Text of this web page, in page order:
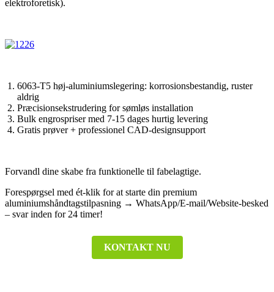
elektroforetisk).
6063-T5 høj-aluminiumslegering: korrosionsbestandig, ruster
aldrig
Præcisionsekstrudering for sømløs installation
Bulk engrospriser med 7-15 dages hurtig levering
Gratis prøver + professionel CAD-designsupport
Forvandl dine skabe fra funktionelle til fabelagtige.
Forespørgsel med ét-klik for at starte din premium
aluminiumshåndtagstilpasning → WhatsApp/E-mail/Website-besked
– svar inden for 24 timer!
KONTAKT NU